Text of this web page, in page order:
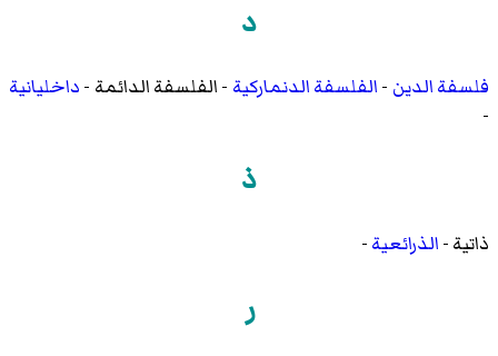
د
فلسفة الدين -الفلسفة الدنماركية -الفلسفة الدائمة -داخليانية
-
ذ
ذاتية-الذرائعية-
ر